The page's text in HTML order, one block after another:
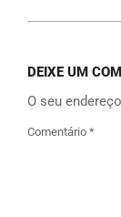
DEIXE UM
O seu
Comentário *